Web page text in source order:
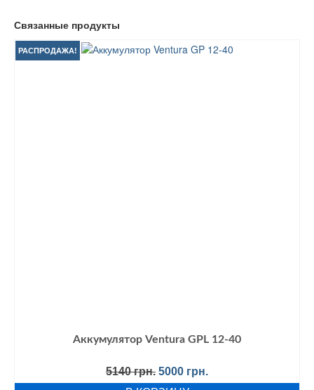
Связанные продукты
РАСПРОДАЖА!
Аккумулятор Ventura GPL 12-40
5140грн. Первоначальная
цена
5000 грн.Текущая
цена: